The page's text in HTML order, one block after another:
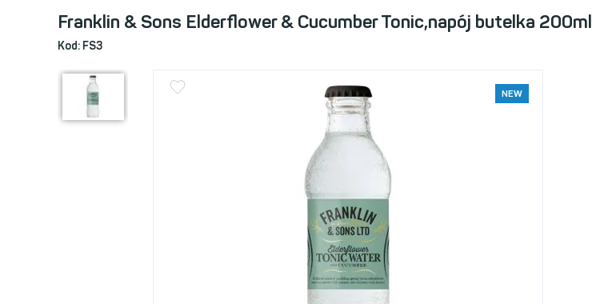
Franklin & Sons Elderflower & Cucumber Tonic,napój butelka 200ml
Kod: FS3
NEW